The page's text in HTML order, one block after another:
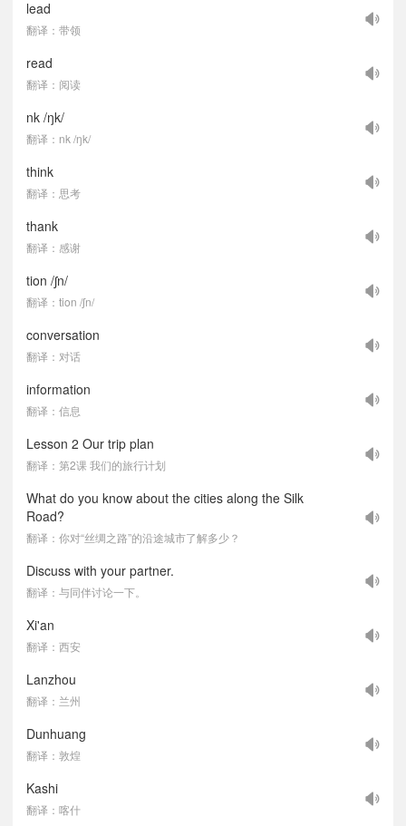
lead
翻译：带领
read
翻译：阅读
nk /ŋk/
翻译：nk /ŋk/
think
翻译：思考
thank
翻译：感谢
tion /ʃn/
翻译：tion /ʃn/
conversation
翻译：对话
information
翻译：信息
Lesson 2 Our trip plan
翻译：第2课 我们的旅行计划
What do you know about the cities along the Silk
Road?
翻译：你对“丝绸之路”的沿途城市了解多少？
Discuss with your partner.
翻译：与同伴讨论一下。
Xi'an
翻译：西安
Lanzhou
翻译：兰州
Dunhuang
翻译：敦煌
Kashi
翻译：喀什